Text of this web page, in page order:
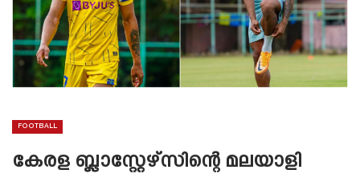
FOOTBALL
കേരള ബ്ലാസ്റ്റേഴ്‌സിന്റെ മലയാളി